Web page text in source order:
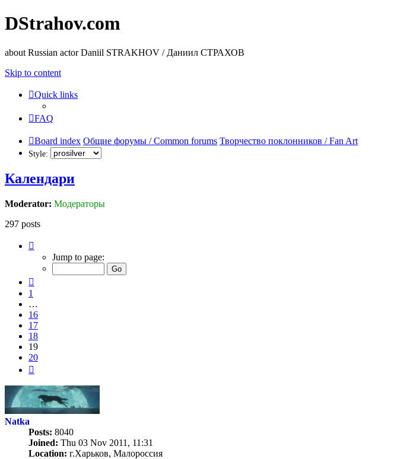
DStrahov.com
about Russian actor Daniil STRAKHOV / Даниил СТРАХОВ
Skip to content
Quick links
FAQ
Board index Общие форумы / Common forums Творчество поклонников / Fan Art
Style:
Календари
Moderator: Модераторы
297 posts
19
Jump to page:
1
…
16
17
18
19
20
Natka
Posts: 8040
Joined: Thu 03 Nov 2011, 11:31
Location: г.Харьков, Малороссия